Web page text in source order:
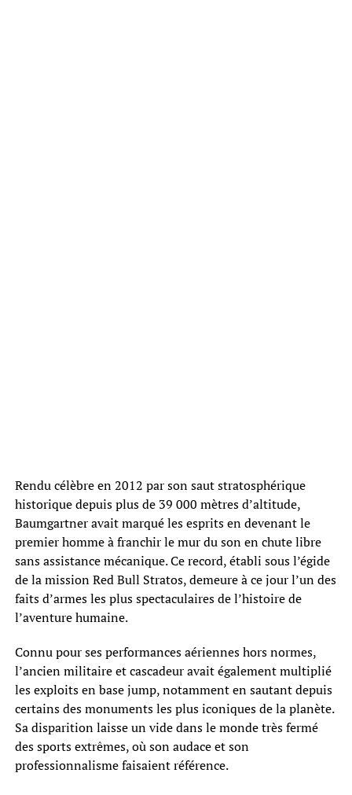
Rendu célèbre en 2012 par son saut stratosphérique
historique depuis plus de 39 000 mètres d’altitude,
Baumgartner avait marqué les esprits en devenant le
premier homme à franchir le mur du son en chute libre
sans assistance mécanique. Ce record, établi sous l’égide
de la mission Red Bull Stratos, demeure à ce jour l’un des
faits d’armes les plus spectaculaires de l’histoire de
l’aventure humaine.
Connu pour ses performances aériennes hors normes,
l’ancien militaire et cascadeur avait également multiplié
les exploits en base jump, notamment en sautant depuis
certains des monuments les plus iconiques de la planète.
Sa disparition laisse un vide dans le monde très fermé
des sports extrêmes, où son audace et son
professionnalisme faisaient référence.